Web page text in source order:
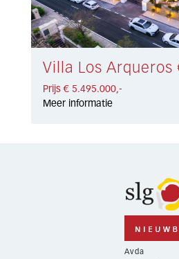
Prijs € 5.495.000,-
Meer informatie
Avda